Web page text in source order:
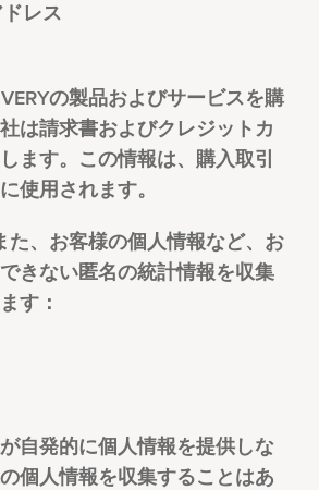
レス
の製品およびサービスを購
は請求書およびクレジットカ
ます。この情報は、購入取引
使用されます。
た、お客様の個人情報など、お
きない匿名の統計情報を収集
す：
自発的に個人情報を提供しな
個人情報を収集することはあ